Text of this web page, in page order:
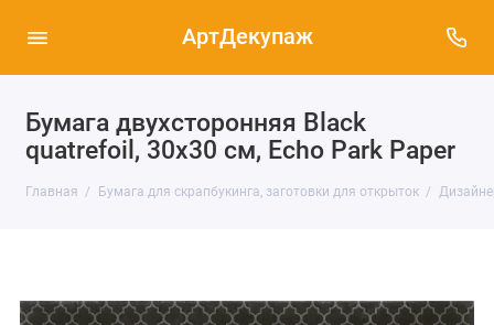
АртДекупаж
Бумага двухсторонняя Black
quatrefoil, 30х30 см, Echo Park Paper
Главная Бумага для скрапбукинга, заготовки для открыток